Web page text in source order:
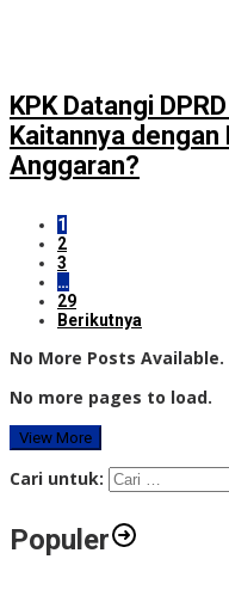
KPK Datangi
Kaitannya
Anggaran?
1
2
3
…
29
Berikutnya
No More Posts Available.
No more pages to load.
View More
Cari untuk:
Populer